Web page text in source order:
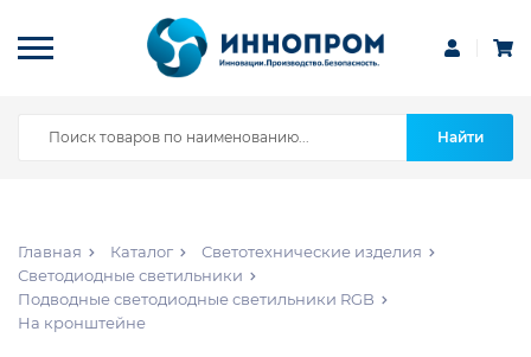
Найти
Главная Каталог
Светотехнические изделия
Светодиодные светильники
Подводные светодиодные светильники RGB
На кронштейне